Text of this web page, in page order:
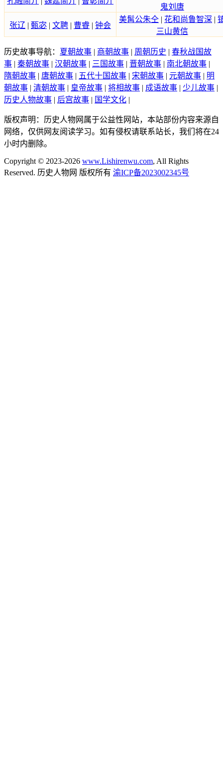
鬼刘唐
张辽 | 甄宓 | 文聘 | 曹睿 | 钟会
美髯公朱仝 | 花和尚鲁智深 |
三山黄信
历史故事导航： 夏朝故事 | 商朝故事 | 周朝历史 | 春秋战国故
事 | 秦朝故事 | 汉朝故事 | 三国故事 | 晋朝故事 | 南北朝故事 |
隋朝故事 | 唐朝故事 | 五代十国故事 | 宋朝故事 | 元朝故事 | 明
朝故事 | 清朝故事 | 皇帝故事 | 将相故事 | 成语故事 | 少儿故事 |
历史人物故事 | 后宫故事 | 国学文化 |
版权声明：历史人物网属于公益性网站，本站部份内容来源自
网络，仅供网友阅读学习。如有侵权请联系站长，我们将在24
小时内删除。
Copyright © 2023-2026 www.Lishirenwu.com, All Rights
Reserved. 历史人物网 版权所有 渝ICP备2023002345号